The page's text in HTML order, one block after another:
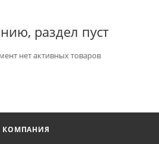
раздел пуст
нет активных товаров
КОМПАНИЯ